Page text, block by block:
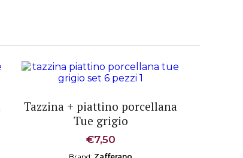
Tazzina + piattino porcellana
Tue grigio
€7,50